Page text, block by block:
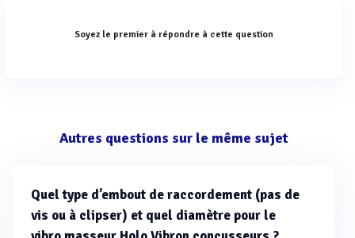
Soyez le premier à répondre à cette question
Autres questions sur le même sujet
Quel type d’embout de raccordement (pas de
vis ou à clipser) et quel diamètre pour le